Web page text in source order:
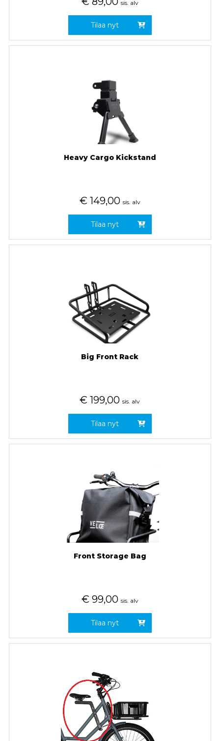
sis. alv
Tilaa nyt
Heavy Cargo Kickstand
€ 149,00 sis. alv
Tilaa nyt
Big Front Rack
€ 199,00 sis. alv
Tilaa nyt
Front Storage Bag
€ 99,00 sis. alv
Tilaa nyt